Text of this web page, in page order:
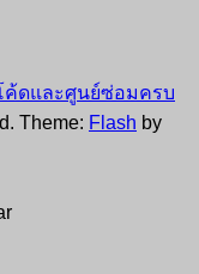
ดและศูนย์ซ่อมครบ
Theme: Flash by